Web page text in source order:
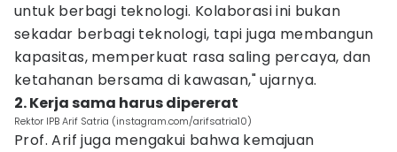
untuk berbagi teknologi. Kolaborasi ini bukan
sekadar berbagi teknologi, tapi juga membangun
kapasitas, memperkuat rasa saling percaya, dan
ketahanan bersama di kawasan," ujarnya.
2. Kerja sama harus dipererat
Rektor IPB Arif Satria (instagram.com/arifsatria10)
Prof. Arif juga mengakui bahwa kemajuan